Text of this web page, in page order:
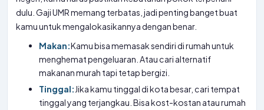
dulu. Gaji UMR memang terbatas, jadi penting banget buat
kamu untuk mengalokasikannya dengan benar.
Makan:Kamu bisa memasak sendiri di rumah untuk
menghemat pengeluaran. Atau cari alternatif
makanan murah tapi tetap bergizi.
Tinggal:Jika kamu tinggal di kota besar, cari tempat
tinggal yang terjangkau. Bisa kost-kostan atau rumah